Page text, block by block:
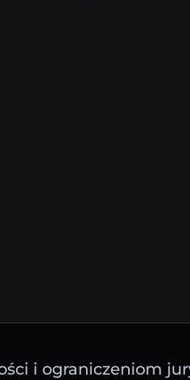
i ograniczeniom